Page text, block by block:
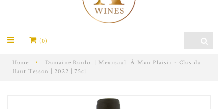
(0)
Home
Domaine Roulot | Meursault À Mon Plaisir - Clos du
Haut Tesson | 2022 | 75cl